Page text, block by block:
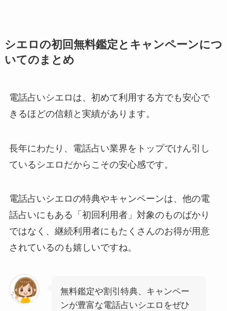
シエロの初回無料鑑定とキャンペーンにつ
いてのまとめ
電話占いシエロは、初めて利用する方でも安心で
きるほどの信頼と実績があります。
長年にわたり、電話占い業界をトップでけん引し
ているシエロだからこその安心感です。
電話占いシエロの特典やキャンペーンは、他の電
話占いにもある「初回利用者」対象のものばかり
ではなく、継続利用者にもたくさんのお得が用意
されているのも嬉しいですね。
無料鑑定や割引特典、キャンペー
ンが豊富な電話占いシエロをぜひ